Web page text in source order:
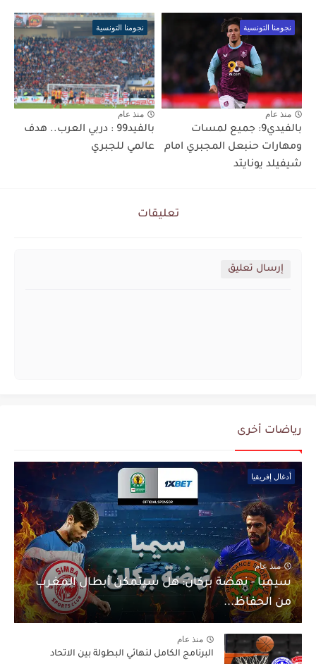
نجومنا التونسية
منذ عام
بالفيدي9: جميع لمسات
ومهارات حنبعل المجبري امام
شيفيلد يونايتد
نجومنا التونسية
منذ عام
بالفيد99 : دربي العرب.. هدف
عالمي للجبري
تعليقات
إرسال تعليق
رياضات أخرى
أدغال إفريقيا
منذ عام
سيمبا - نهضة بركان: هل سيتمكن أبطال المغرب
من الحفاظ...
منذ عام
البرنامج الكامل لنهائي البطولة بين الاتحاد